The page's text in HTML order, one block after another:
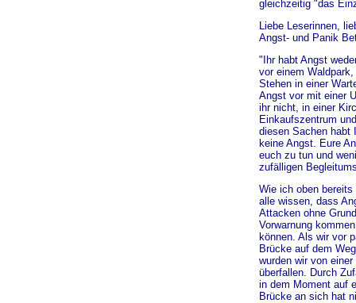
gleichzeitig "das
Liebe Leserinnen,
Angst- und Panik
"Ihr habt Angst
vor einem
Stehen in einer
Angst vor mit einer
ihr nicht, in einer
Einkaufszentrum
diesen Sachen habt
keine Angst. Eure
euch zu tun und
zufälligen
Wie ich oben
alle wissen, dass
Attacken ohne
Vorwarnung
können. Als wir vor
Brücke auf dem
wurden wir von
überfallen. Durch
in dem Moment auf
Brücke an sich hat